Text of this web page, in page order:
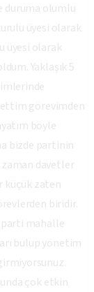
duruma olumlu
üyesi olarak
üyesi olarak
Yaklaşık 5
ettim görevimden
böyle
bizde partinin
davetler
küçük zaten
biridir.
parti mahalle
bulup yönetim
çok etkin